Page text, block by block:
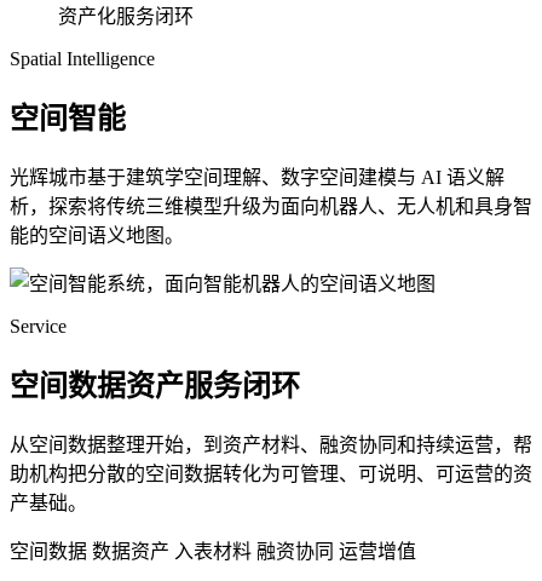
资产化服务闭环
Spatial Intelligence
空间智能
光辉城市基于建筑学空间理解、数字空间建模与 AI 语义解
析，探索将传统三维模型升级为面向机器人、无人机和具身智
能的空间语义地图。
Service
空间数据资产服务闭环
从空间数据整理开始，到资产材料、融资协同和持续运营，帮
助机构把分散的空间数据转化为可管理、可说明、可运营的资
产基础。
空间数据 数据资产 入表材料 融资协同 运营增值